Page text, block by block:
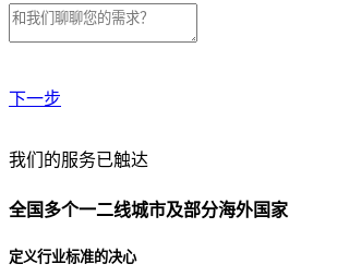
下一步
贵公司预算范围是？
贵公司的团队规模是？
我们的服务已触达
全国多个一二线城市及部分海外国家
定义行业标准的决心